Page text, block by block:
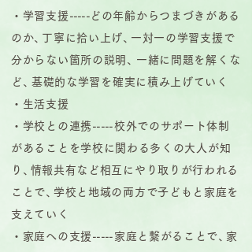
・学習支援----- どの年齢からつまづきがある
のか、 丁寧に拾い上げ 、 一対一の学習支援で
分からない箇所の説明 、 一緒に問題を解くな
ど 、 基礎的な学習を確実に積み上げていく
・生活支援
・学校との連携 -----校外でのサポート体制
があることを学校に関わる多くの大人が知
り 、 情報共有など相互にやり取りが行われる
ことで、 学校と地域の両方で子どもと家庭を
支えていく
・家庭への支援----- 家庭と繋がることで、 家